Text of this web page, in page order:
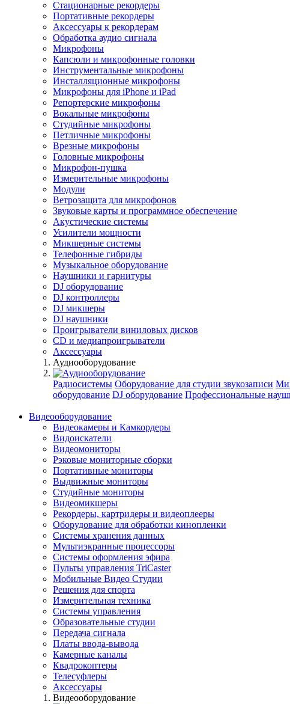
Стационарные рекордеры
Портативные рекордеры
Аксессуары к рекордерам
Обработка аудио сигнала
Микрофоны
Капсюли и микрофонные головки
Инструментальные микрофоны
Инсталляционные микрофоны
Микрофоны для iPhone и iPad
Репортерские микрофоны
Вокальные микрофоны
Студийные микрофоны
Петличные микрофоны
Врезные микрофоны
Головные микрофоны
Микрофон-пушка
Измерительные микрофоны
Модули
Ветрозащита для микрофонов
Звуковые карты и программное обеспечение
Акустические системы
Усилители мощности
Микшерные системы
Телефонные гибриды
Музыкальное оборудование
Наушники и гарнитуры
DJ оборудование
DJ контроллеры
DJ микшеры
DJ наушники
Проигрыватели виниловых дисков
СD и медиапроигрыватели
Аксессуары
Аудиооборудование
Радиосистемы Оборудование для студии звукозаписи
оборудование DJ оборудование Профессиональные
Видеооборудование
Видеокамеры и Камкордеры
Видоискатели
Видеомониторы
Рэковые мониторные сборки
Портативные мониторы
Выдвижные мониторы
Студийные мониторы
Видеомикшеры
Рекордеры, картридеры и видеоплееры
Оборудование для обработки кинопленки
Системы хранения данных
Мультиэкранные процессоры
Системы оформления эфира
Пульты управления TriCaster
Мобильные Видео Студии
Решения для спорта
Измерительная техника
Системы управления
Образовательные студии
Передача сигнала
Платы ввода-вывода
Камерные каналы
Квадрокоптеры
Телесуфлеры
Аксессуары
Видеооборудование